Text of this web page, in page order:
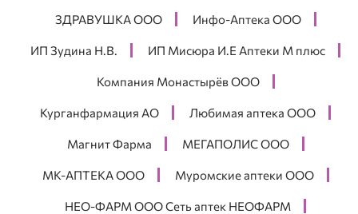
ЗДРАВУШКА ООО Инфо-Аптека ООО
ИП Зудина Н.В. ИП Мисюра И.Е Аптеки М плюс
Компания Монастырëв ООО
Курганфармация АО Любимая аптека ООО
Магнит Фарма МЕГАПОЛИС ООО
МК-АПТЕКА ООО Муромские аптеки ООО
НЕО-ФАРМ ООО Сеть аптек НЕОФАРМ